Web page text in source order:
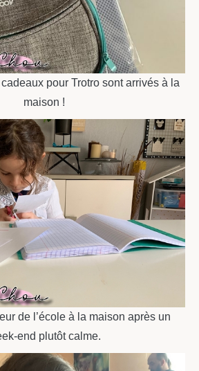
pour Trotro sont arrivés à la
maison !
de l’école à la maison après un
end plutôt calme.